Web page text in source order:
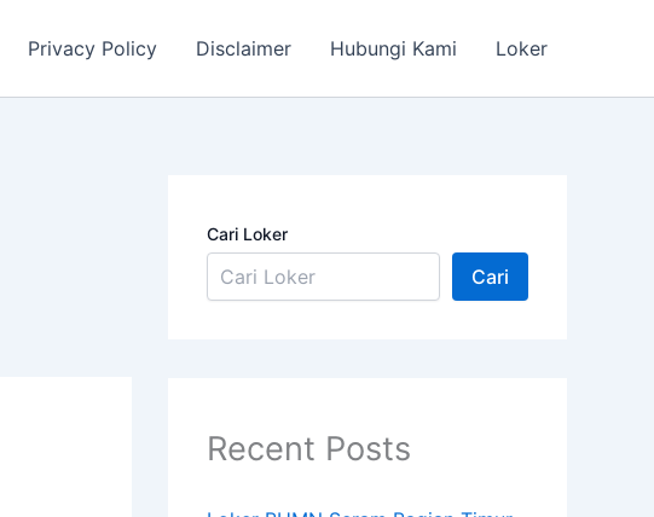
Privacy Policy Disclaimer Hubungi Kami Loker
Cari Loker
Cari
Recent Posts